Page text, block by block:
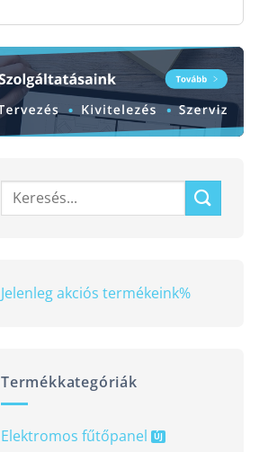
Keresés
Jelenleg akciós termékeink%
Termékkategóriák
Elektromos fűtőpanel